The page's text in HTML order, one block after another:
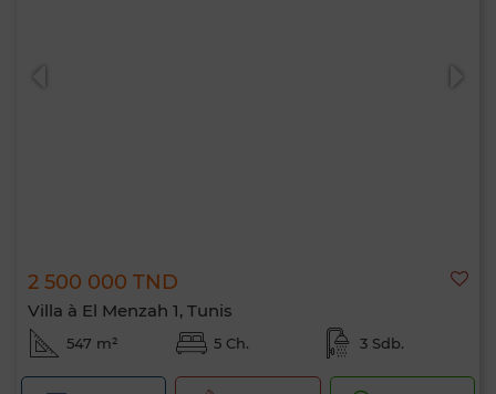
2 500 000 TND
Villa à El Menzah 1, Tunis
547 m² 5 Ch. 3 Sdb.